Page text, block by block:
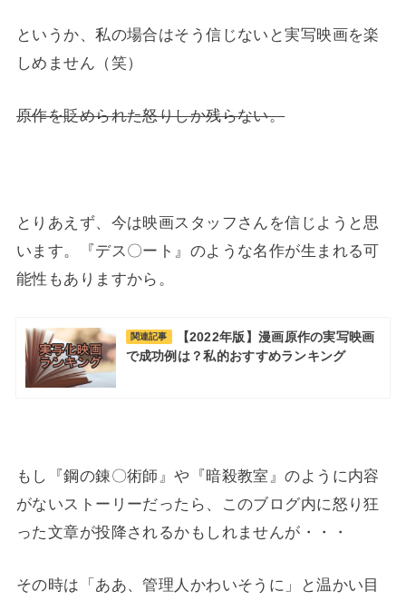
というか、私の場合はそう信じないと実写映画を楽
しめません（笑）
原作を貶められた怒りしか残らない。
とりあえず、今は映画スタッフさんを信じようと思
います。『デス〇ート』のような名作が生まれる可
能性もありますから。
関連記事
【2022年版】漫画原作の実写映画
で成功例は？私的おすすめランキング
もし『鋼の錬〇術師』や『暗殺教室』のように内容
がないストーリーだったら、このブログ内に怒り狂
った文章が投降されるかもしれませんが・・・
その時は「ああ、管理人かわいそうに」と温かい目